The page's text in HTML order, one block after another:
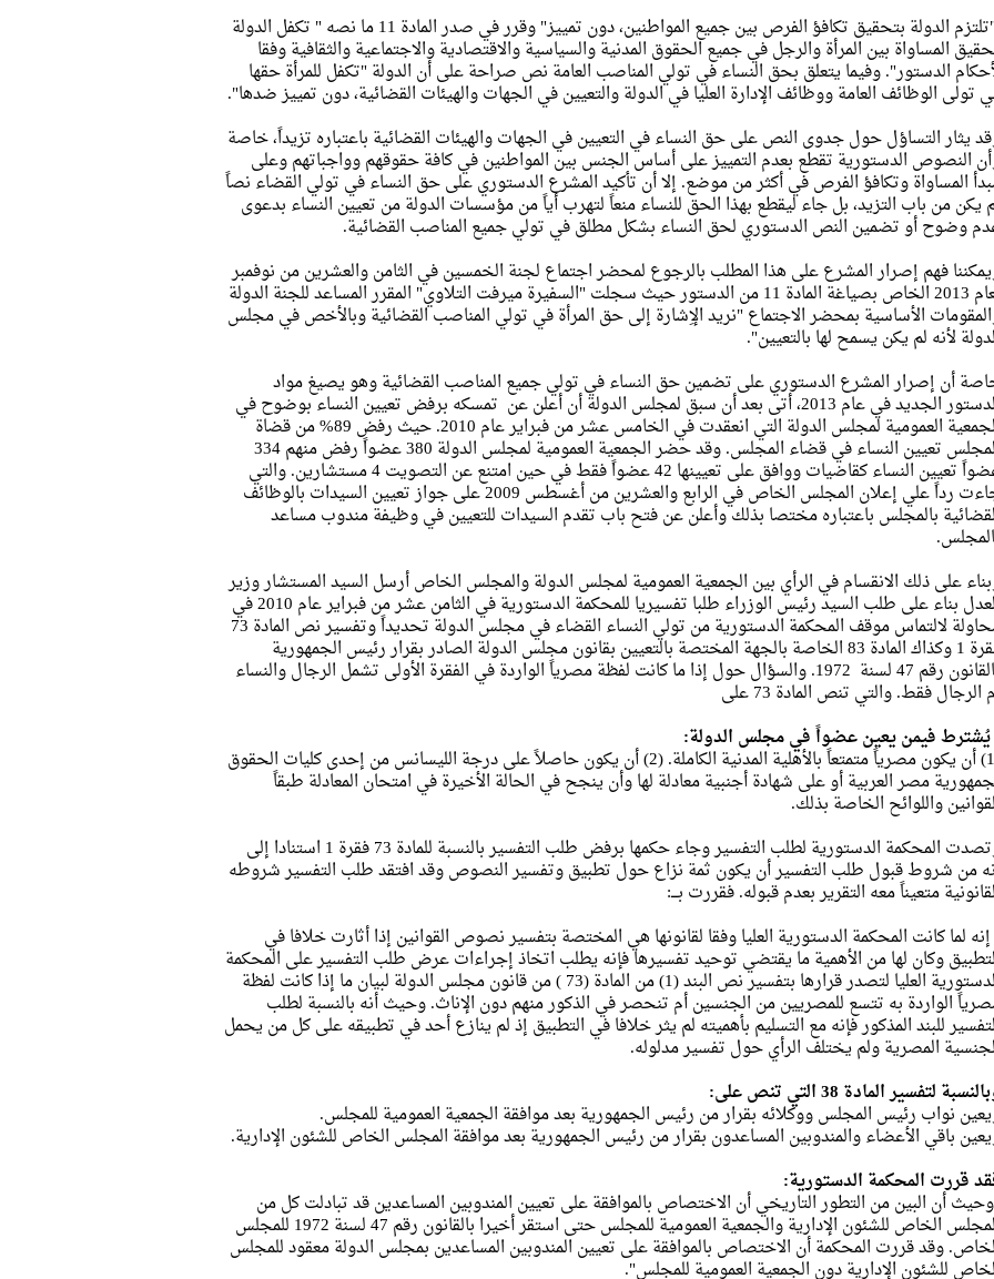
"تلتزم الدولة بتحقيق تكافؤ الفرص بين جميع المواطنين، دون تمييز" وقرر في صدر المادة 11 ما نصه " تكفل الدولة
المساواة بين المرأة والرجل في جميع الحقوق المدنية والسياسية والاقتصادية والاجتماعية والثقافية وفقا
الدستور". وفيما يتعلق بحق النساء في تولي المناصب العامة نص صراحة على أن الدولة "تكفل للمرأة حقها
تولى الوظائف العامة ووظائف الإدارة العليا في الدولة والتعيين في الجهات والهيئات القضائية، دون تمييز ضدها".
يثار التساؤل حول جدوى النص على حق النساء في التعيين في الجهات والهيئات القضائية باعتباره تزيداً، خاصة
النصوص الدستورية تقطع بعدم التمييز على أساس الجنس بين المواطنين في كافة حقوقهم وواجباتهم وعلى
المساواة وتكافؤ الفرص في أكثر من موضع. إلا أن تأكيد المشرع الدستوري على حق النساء في تولي القضاء نصاً
يكن من باب التزيد، بل جاء ليقطع بهذا الحق للنساء منعاً لتهرب أياً من مؤسسات الدولة من تعيين النساء بدعوى
وضوح أو تضمين النص الدستوري لحق النساء بشكل مطلق في تولي جميع المناصب القضائية.
فهم إصرار المشرع على هذا المطلب بالرجوع لمحضر اجتماع لجنة الخمسين في الثامن والعشرين من نوفمبر
لعام 2013 الخاص بصياغة المادة 11 من الدستور حيث سجلت "السفيرة ميرفت التلاوي" المقرر المساعد للجنة الدولة
الأساسية بمحضر الاجتماع "نريد الإِشارة إلى حق المرأة في تولي المناصب القضائية وبالأخص في مجلس
لأنه لم يكن يسمح لها بالتعيين".
أن إصرار المشرع الدستوري على تضمين حق النساء في تولي جميع المناصب القضائية وهو يصيغ مواد
الدستور الجديد في عام 2013، أتى بعد أن سبق لمجلس الدولة أن أعلن عن تمسكه برفض تعيين النساء بوضوح في
الجمعية العمومية لمجلس الدولة التي انعقدت في الخامس عشر من فبراير عام 2010. حيث رفض 89% من قضاة
المجلس تعيين النساء في قضاء المجلس. وقد حضر الجمعية العمومية لمجلس الدولة 380 عضواً رفض منهم 334
عضواً تعيين النساء كقاضيات ووافق على تعيينها 42 عضواً فقط في حين امتنع عن التصويت 4 مستشارين. والتي
جاءت رداً علي إعلان المجلس الخاص في الرابع والعشرين من أغسطس 2009 على جواز تعيين السيدات بالوظائف
بالمجلس باعتباره مختصا بذلك وأعلن عن فتح باب تقدم السيدات للتعيين في وظيفة مندوب مساعد
على ذلك الانقسام في الرأي بين الجمعية العمومية لمجلس الدولة والمجلس الخاص أرسل السيد المستشار وزير
العدل بناء على طلب السيد رئيس الوزراء طلبا تفسيريا للمحكمة الدستورية في الثامن عشر من فبراير عام 2010 في
محاولة لالتماس موقف المحكمة الدستورية من تولي النساء القضاء في مجلس الدولة تحديداً وتفسير نص المادة 73
فقرة 1 وكذاك المادة 83 الخاصة بالجهة المختصة بالتعيين بقانون مجلس الدولة الصادر بقرار رئيس الجمهورية
بالقانون رقم 47 لسنة 1972. والسؤال حول إذا ما كانت لفظة مصرياً الواردة في الفقرة الأولى تشمل الرجال والنساء
الرجال فقط. والتي تنص المادة 73 على
يُشترط فيمن يعين عضواً في مجلس الدولة:
(1) أن يكون مصرياً متمتعاً بالأهلية المدنية الكاملة. (2) أن يكون حاصلاً على درجة الليسانس من إحدى كليات الحقوق
مصر العربية أو على شهادة أجنبية معادلة لها وأن ينجح في الحالة الأخيرة في امتحان المعادلة طبقاً
واللوائح الخاصة بذلك.
وتصدت المحكمة الدستورية لطلب التفسير وجاء حكمها برفض طلب التفسير بالنسبة للمادة 73 فقرة 1 استنادا إلى
من شروط قبول طلب التفسير أن يكون ثمة نزاع حول تطبيق وتفسير النصوص وقد افتقد طلب التفسير شروطه
متعيناً معه التقرير بعدم قبوله. فقررت بـــ:
لما كانت المحكمة الدستورية العليا وفقا لقانونها هي المختصة بتفسير نصوص القوانين إذا أثارت خلافا في
وكان لها من الأهمية ما يقتضي توحيد تفسيرها فإنه يطلب اتخاذ إجراءات عرض طلب التفسير على المحكمة
الدستورية العليا لتصدر قرارها بتفسير نص البند (1) من المادة (73 ) من قانون مجلس الدولة لبيان ما إذا كانت لفظة
الواردة به تتسع للمصريين من الجنسين أم تنحصر في الذكور منهم دون الإناث. وحيث أنه بالنسبة لطلب
للبند المذكور فإنه مع التسليم بأهميته لم يثر خلافا في التطبيق إذ لم ينازع أحد في تطبيقه على كل من يحمل
المصرية ولم يختلف الرأي حول تفسير مدلوله.
لتفسير المادة 38 التي تنص على:
نواب رئيس المجلس ووكلائه بقرار من رئيس الجمهورية بعد موافقة الجمعية العمومية للمجلس.
باقي الأعضاء والمندوبين المساعدون بقرار من رئيس الجمهورية بعد موافقة المجلس الخاص للشئون الإدارية.
قررت المحكمة الدستورية:
أن البين من التطور التاريخي أن الاختصاص بالموافقة على تعيين المندوبين المساعدين قد تبادلت كل من
المجلس الخاص للشئون الإدارية والجمعية العمومية للمجلس حتى استقر أخيرا بالقانون رقم 47 لسنة 1972 للمجلس
وقد قررت المحكمة أن الاختصاص بالموافقة على تعيين المندوبين المساعدين بمجلس الدولة معقود للمجلس
للشئون الإدارية دون الجمعية العمومية للمجلس".